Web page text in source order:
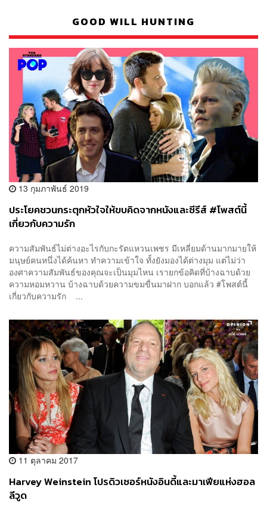
GOOD WILL HUNTING
13 กุมภาพันธ์ 2019
ประโยคชวนกระตุกหัวใจให้ขบคิดจากหนังและซีรีส์ #โพสต์นี้
เกี่ยวกับความรัก
ความสัมพันธ์ไม่ต่างอะไรกับกะรัตแหวนเพชร มีเหลี่ยมด้านมากมายให้
มนุษย์คนหนึ่งได้ค้นหา ทำความเข้าใจ ทั้งยังมองได้ต่างมุม แต่ไม่ว่า
องศาความสัมพันธ์ของคุณจะเป็นมุมไหน เรายกข้อคิดที่บ้างฉาบด้วย
ความหอมหวาน บ้างฉาบด้วยความขมขื่นมาฝาก บอกแล้ว #โพสต์นี้
เกี่ยวกับความรัก ...
11 ตุลาคม 2017
Harvey Weinstein โปรดิวเซอร์หนังอินดี้และมาเฟียแห่งฮอล
ลีวูด